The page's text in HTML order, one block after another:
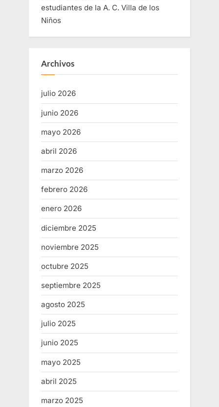
estudiantes de la A. C. Villa de los
Niños
Archivos
julio 2026
junio 2026
mayo 2026
abril 2026
marzo 2026
febrero 2026
enero 2026
diciembre 2025
noviembre 2025
octubre 2025
septiembre 2025
agosto 2025
julio 2025
junio 2025
mayo 2025
abril 2025
marzo 2025